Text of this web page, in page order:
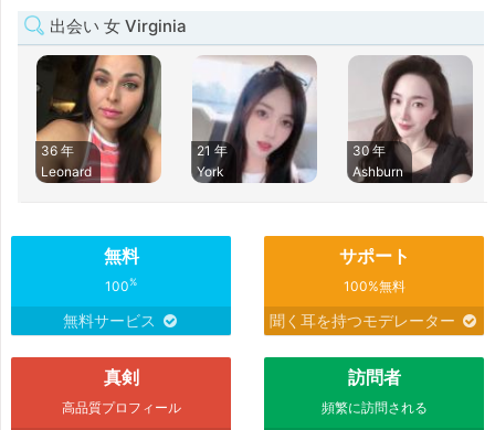
出会い 女 Virginia
36 年
Leonard
21 年
York
30 年
Ashburn
無料
100%
無料サービス
サポート
100%無料
聞く耳を持つモデレーター
真剣
高品質プロフィール
訪問者
頻繁に訪問される